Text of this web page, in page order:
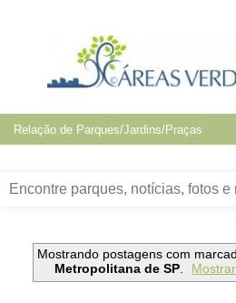
Mostrando postagens com
Metropolitana de SP.